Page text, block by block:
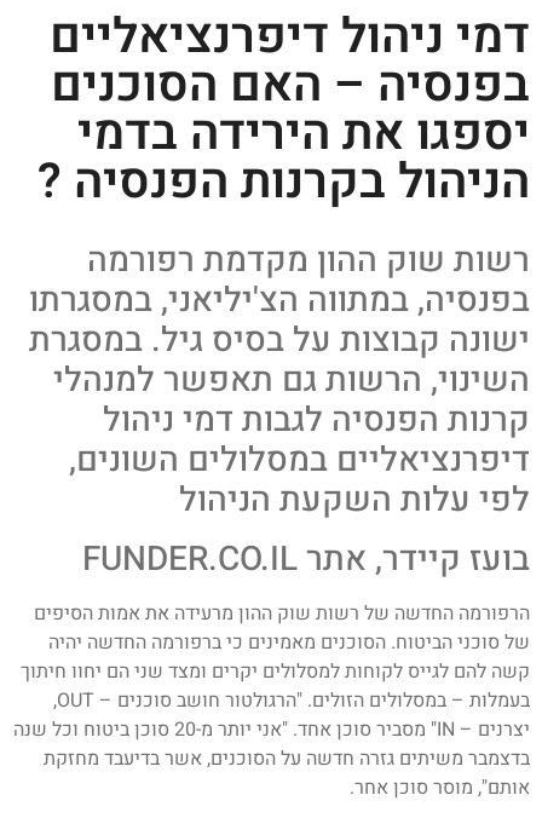
דמי ניהול דיפרנציאליים
בפנסיה – האם הסוכנים
יספגו את הירידה בדמי
הניהול בקרנות הפנסיה ?
רשות שוק ההון מקדמת רפורמה
בפנסיה, במתווה הצ'יליאני, במסגרתו
ישונה קבוצות על בסיס גיל. במסגרת
השינוי, הרשות גם תאפשר למנהלי
קרנות הפנסיה לגבות דמי ניהול
דיפרנציאליים במסלולים השונים,
לפי עלות השקעת הניהול
בועז קיידר, אתר FUNDER.CO.IL
הרפורמה החדשה של רשות שוק ההון מרעידה את אמות הסיפים
של סוכני הביטוח. הסוכנים מאמינים כי ברפורמה החדשה יהיה
קשה להם לגייס לקוחות למסלולים יקרים ומצד שני הם יחוו חיתוך
בעמלות – במסלולים הזולים. "הרגולטור חושב סוכנים – OUT,
יצרנים – IN" מסביר סוכן אחד. "אני יותר מ-20 סוכן ביטוח וכל שנה
בדצמבר משיתים גזרה חדשה על הסוכנים, אשר בדיעבד מחזקת
אותם", מוסר סוכן אחר.